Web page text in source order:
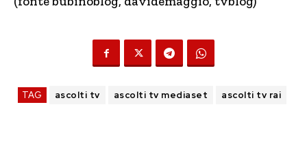
TAG ascolti tv ascolti tv mediaset ascolti tv rai